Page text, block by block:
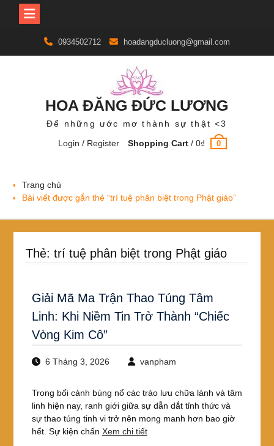
content
0934502712 hoadangducluong@gmail.com
HOA ĐĂNG ĐỨC LƯƠNG
Để những ước mơ thành sự thật <3
Login / Register
Shopping Cart /0₫ 0
Trang chủ
Bài viết được gắn thẻ “trí tuệ phân biệt trong Phật giáo”
Thẻ: trí tuệ phân biệt trong Phật giáo
Giải Mã Ma Trận Thao Túng Tâm
Linh: Khi Niềm Tin Trở Thành “Chiếc
Vòng Kim Cô”
6 Tháng 3, 2026 vanpham
Trong bối cảnh bùng nổ các trào lưu chữa lành và tâm
linh hiện nay, ranh giới giữa sự dẫn dắt tỉnh thức và
sự thao túng tinh vi trở nên mong manh hơn bao giờ
hết. Sự kiện chấn Xem chi tiết